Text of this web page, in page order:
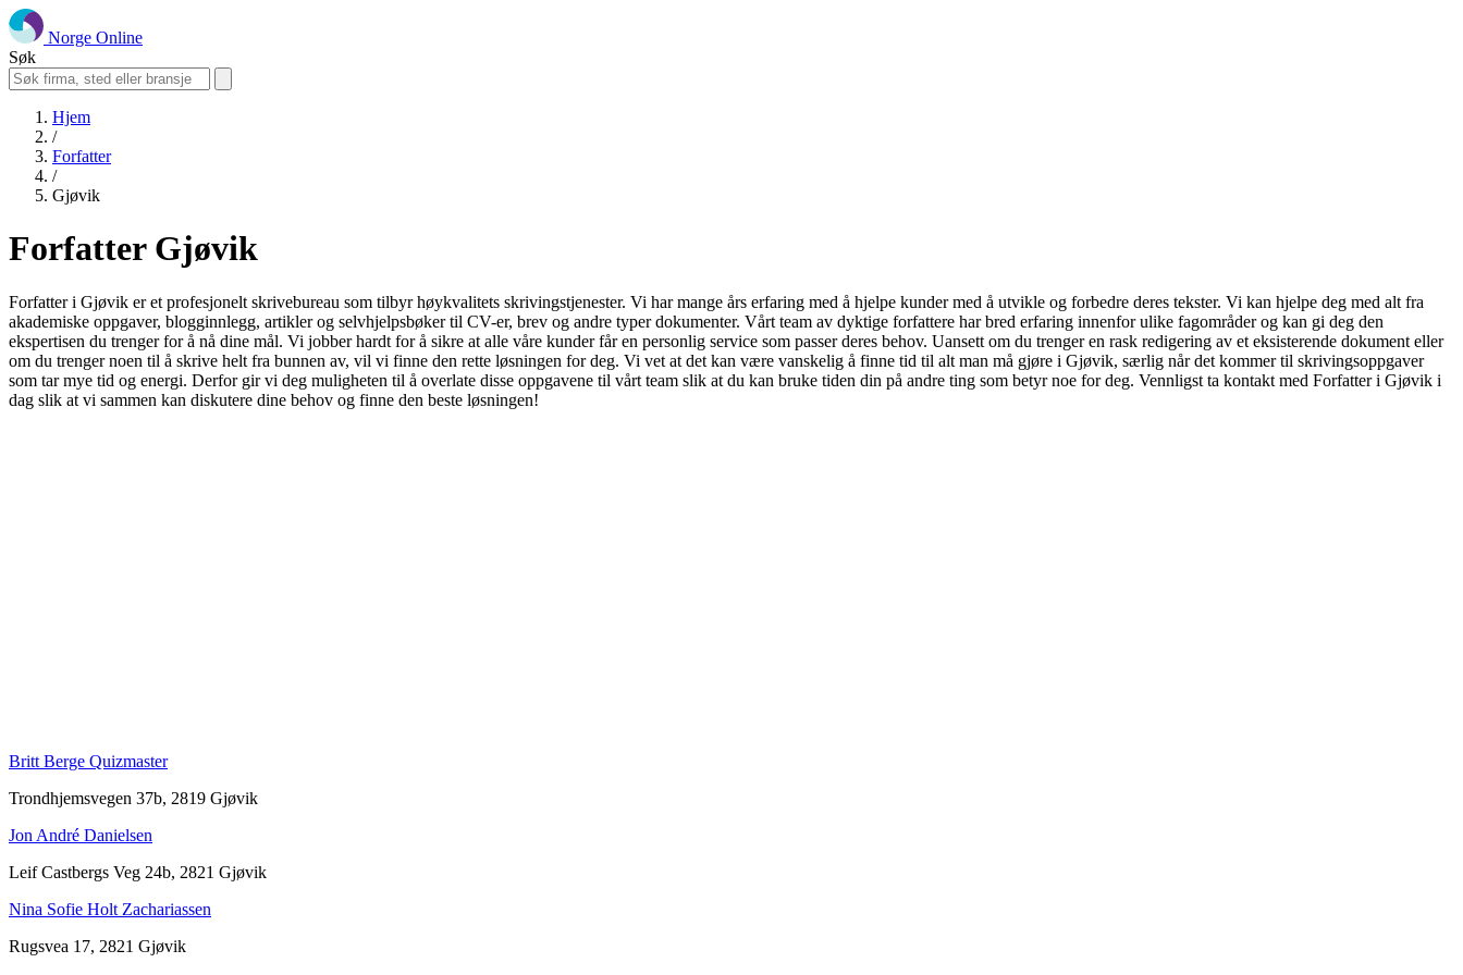
Norge Online
Søk
Hjem
/
Forfatter
/
Gjøvik
Forfatter Gjøvik
Forfatter i Gjøvik er et profesjonelt skrivebureau som tilbyr høykvalitets skrivingstjenester. Vi har mange års erfaring med å hjelpe kunder med å utvikle og forbedre deres tekster. Vi kan hjelpe deg med alt fra
akademiske oppgaver, blogginnlegg, artikler og selvhjelpsbøker til CV-er, brev og andre typer dokumenter. Vårt team av dyktige forfattere har bred erfaring innenfor ulike fagområder og kan gi deg den
ekspertisen du trenger for å nå dine mål. Vi jobber hardt for å sikre at alle våre kunder får en personlig service som passer deres behov. Uansett om du trenger en rask redigering av et eksisterende dokument eller
om du trenger noen til å skrive helt fra bunnen av, vil vi finne den rette løsningen for deg. Vi vet at det kan være vanskelig å finne tid til alt man må gjøre i Gjøvik, særlig når det kommer til skrivingsoppgaver
som tar mye tid og energi. Derfor gir vi deg muligheten til å overlate disse oppgavene til vårt team slik at du kan bruke tiden din på andre ting som betyr noe for deg. Vennligst ta kontakt med Forfatter i Gjøvik i
dag slik at vi sammen kan diskutere dine behov og finne den beste løsningen!
Britt Berge Quizmaster
Trondhjemsvegen 37b, 2819 Gjøvik
Jon André Danielsen
Leif Castbergs Veg 24b, 2821 Gjøvik
Nina Sofie Holt Zachariassen
Rugsvea 17, 2821 Gjøvik